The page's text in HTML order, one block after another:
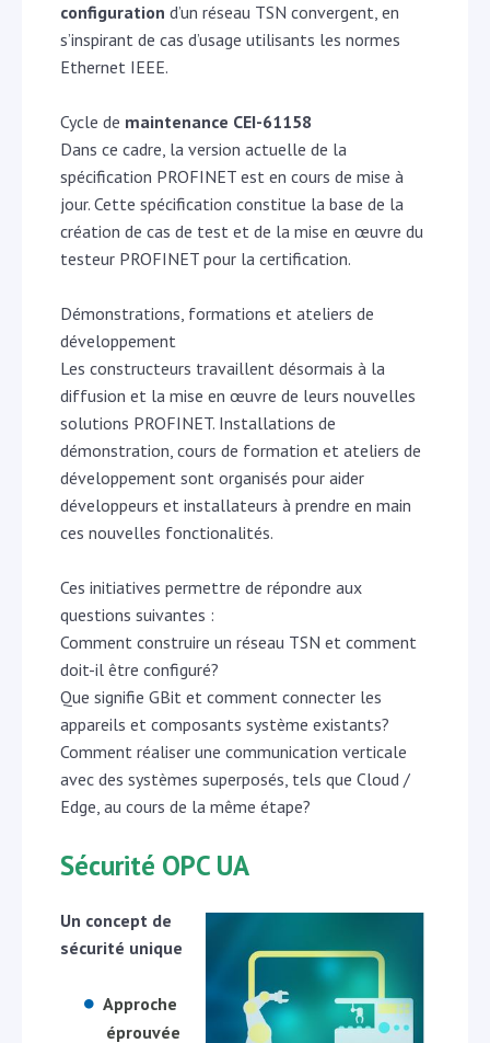
configuration d’un réseau TSN convergent, en
s’inspirant de cas d’usage utilisants les normes
Ethernet IEEE.
Cycle de maintenance CEI-61158
Dans ce cadre, la version actuelle de la
spécification PROFINET est en cours de mise à
jour. Cette spécification constitue la base de la
création de cas de test et de la mise en œuvre du
testeur PROFINET pour la certification.
Démonstrations, formations et ateliers de
développement
Les constructeurs travaillent désormais à la
diffusion et la mise en œuvre de leurs nouvelles
solutions PROFINET. Installations de
démonstration, cours de formation et ateliers de
développement sont organisés pour aider
développeurs et installateurs à prendre en main
ces nouvelles fonctionalités.
Ces initiatives permettre de répondre aux
questions suivantes :
Comment construire un réseau TSN et comment
doit-il être configuré?
Que signifie GBit et comment connecter les
appareils et composants système existants?
Comment réaliser une communication verticale
avec des systèmes superposés, tels que Cloud /
Edge, au cours de la même étape?
Sécurité OPC UA
Un concept de
sécurité unique
Approche
éprouvée